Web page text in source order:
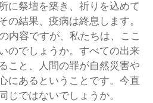
に祭壇を築き、祈りを込めて
の結果、疫病は終息します。
内容ですが、私たちは、ここ
のでしょうか。すべての出来
こと、人間の罪が自然災害や
にあるということです。今直
じではないでしょうか。